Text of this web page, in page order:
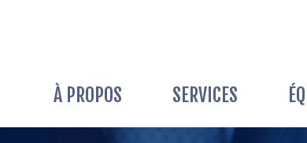
À PROPOS SERVICES